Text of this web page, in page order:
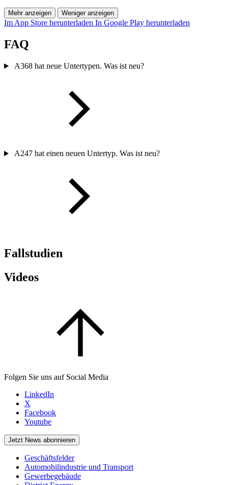
Mehr anzeigen Weniger anzeigen
Im App Store herunterladen In Google Play herunterladen
FAQ
A368 hat neue Untertypen. Was ist neu?
A247 hat einen neuen Untertyp. Was ist neu?
Fallstudien
Videos
Folgen Sie uns auf Social Media
LinkedIn
X
Facebook
Youtube
Jetzt News abonnieren
Geschäftsfelder
Automobilindustrie und Transport
Gewerbegebäude